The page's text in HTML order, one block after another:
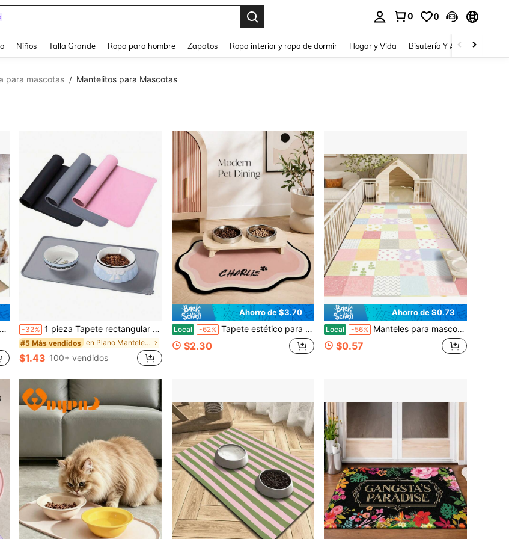
Para Fiesta De Gala 0 0
Niños Talla Grande Ropa para hombre Zapatos Ropa interior y ropa de dormir Hogar y Vida Bisutería Y Accesorios
para mascotas / Mantelitos para Mascotas
-32% 1 pieza Tapete rectangular de silicona impermeable de unicolor minimalista para cuenco de comida de mascotas, antideslizante, fácil de limpiar, duradero, adecuado para la alimentación diaria de mascotas, regalo del Día de la Madre, regalo de Halloween, artículos para gatos, artículos para perros, perro, gato, regreso a la escuela
#5 Más vendidos en Plano Manteles individuales para mascotas
$1.43 100+ vendidos
Ahorro de $3.70
Local -62% Tapete estético para alimentar mascotas con superficie impermeable para evitar derrames, mantel individual minimalista y resistente para comida de perro para dueños de mascotas ocupados, almohadilla elegante y fácil de limpiar para cuenco de gato, perfecto para proteger
$2.30
Ahorro de $0.73
Local -56% Manteles para mascotas con estampado artístico y colorido, pequeños y cuadrados, divertidos, fáciles de limpiar, resistentes a mordeduras y arañazos, para jaula de perro, jaula de gato, cama de perro y cama de gato, aptos para todas las estaciones, ideales para jaulas de perros y gatos
$0.57